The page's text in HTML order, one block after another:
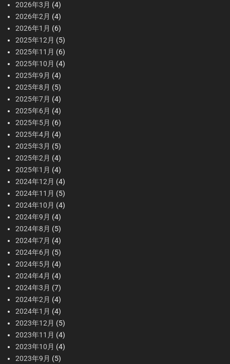
2026年3月 (4)
2026年2月 (4)
2026年1月 (6)
2025年12月 (5)
2025年11月 (6)
2025年10月 (4)
2025年9月 (4)
2025年8月 (5)
2025年7月 (4)
2025年6月 (4)
2025年5月 (6)
2025年4月 (4)
2025年3月 (5)
2025年2月 (4)
2025年1月 (4)
2024年12月 (4)
2024年11月 (5)
2024年10月 (4)
2024年9月 (4)
2024年8月 (5)
2024年7月 (4)
2024年6月 (5)
2024年5月 (4)
2024年4月 (4)
2024年3月 (7)
2024年2月 (4)
2024年1月 (4)
2023年12月 (5)
2023年11月 (4)
2023年10月 (4)
2023年9月 (5)